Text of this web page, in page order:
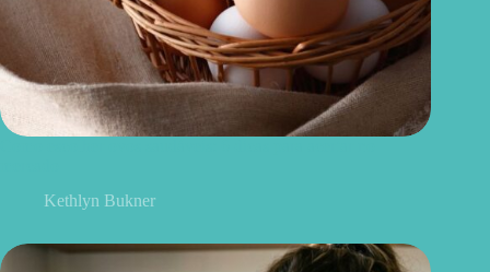
Kethlyn Bukner